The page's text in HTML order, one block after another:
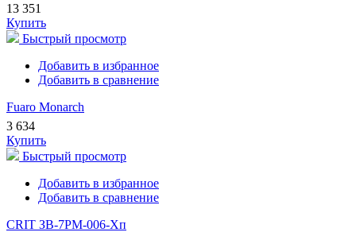
13 351
Купить
Быстрый просмотр
Добавить в избранное
Добавить в сравнение
Fuaro Monarch
3 634
Купить
Быстрый просмотр
Добавить в избранное
Добавить в сравнение
CRIT ЗВ-7РМ-006-Хп